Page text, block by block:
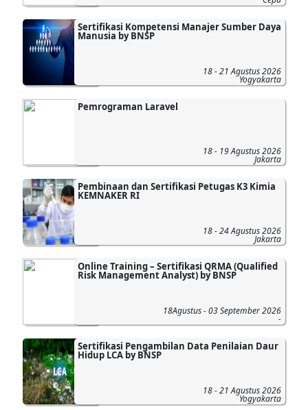
Sertifikasi Kompetensi Manajer Sumber Daya
Manusia by BNSP
18 - 21 Agustus 2026
Yogyakarta
Pemrograman Laravel
18 - 19 Agustus 2026
Jakarta
Pembinaan dan Sertifikasi Petugas K3 Kimia
KEMNAKER RI
18 - 24 Agustus 2026
Jakarta
Online Training – Sertifikasi QRMA (Qualified
Risk Management Analyst) by BNSP
18Agustus - 03 September 2026
-
Sertifikasi Pengambilan Data Penilaian Daur
Hidup LCA by BNSP
18 - 21 Agustus 2026
Yogyakarta